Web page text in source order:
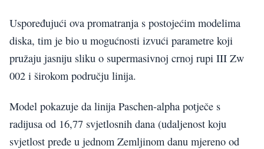
Uspoređujući ova promatranja s postojećim modelima
diska, tim je bio u mogućnosti izvući parametre koji
pružaju jasniju sliku o supermasivnoj crnoj rupi III Zw
002 i širokom području linija.
Model pokazuje da linija Paschen-alpha potječe s
radijusa od 16,77 svjetlosnih dana (udaljenost koju
svjetlost pređe u jednom Zemljinom danu mjereno od